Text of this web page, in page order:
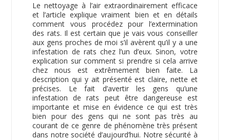
Le nettoyage à l’air extraordinairement efficace
et l’article explique vraiment bien et en détails
comment vous procédez pour l’extermination
des rats. Il est certain que je vais vous conseiller
aux gens proches de moi s’il avèrent qu’il y a une
infestation de rats chez l’un d’eux. Sinon, votre
explication sur comment si prendre si cela arrive
chez nous est extrêmement bien faite. La
description qui y ait présenté est claire, nette et
précises. Le fait d’avertir les gens qu’une
infestation de rats peut être dangereuse est
importante et mise en évidence ce qui est très
bien pour des gens qui ne sont pas très au
courant de ce genre de phénomène très présent
dans notre société d’aujourd’hui. Notre sécurité à